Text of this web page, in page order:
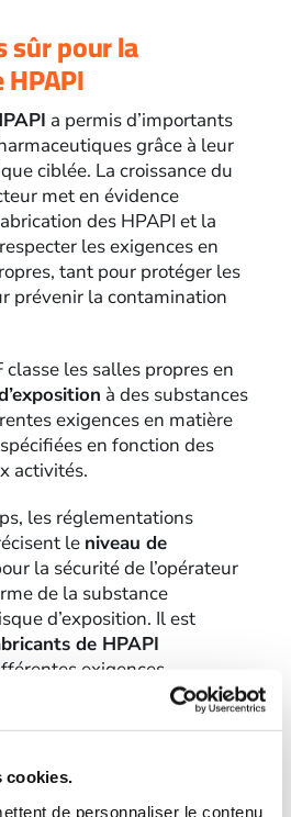
cookies.
de personnaliser le contenu
sûr pour la
a permis d’importants
grâce à leur
ciblée. La croissance du
met en évidence
des HPAPI et la
les exigences en
tant pour protéger les
prévenir la contamination
classe les salles propres en
à des substances
exigences en matière
en fonction des
activités.
les réglementations
le niveau de
la sécurité de l’opérateur
de la substance
d’exposition. Il est
de HPAPI
exigences
sélectionnent les
de protection pour leurs